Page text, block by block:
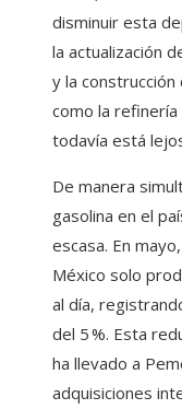
disminuir esta
la actualización
y la construcción
como la refinería
todavía está
De manera
gasolina en el
escasa. En
México solo
al día,
del 5 %. Esta
ha llevado a
adquisiciones